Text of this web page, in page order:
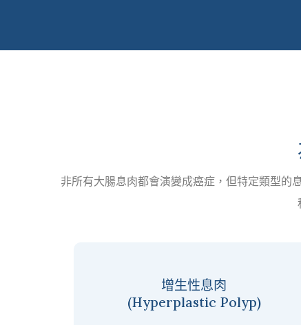
非所有大腸息肉都會演變成癌症，但特定類型的
增生性息肉
(Hyperplastic Polyp)